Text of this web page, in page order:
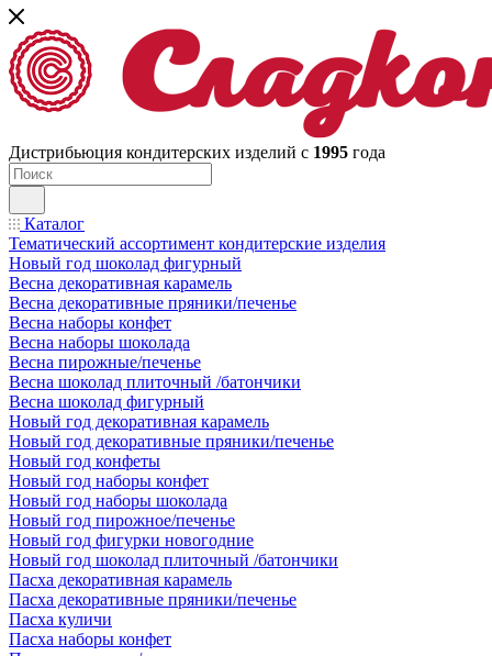
Дистрибьюция кондитерских изделий с 1995 года
Каталог
Тематический ассортимент кондитерские изделия
Новый год шоколад фигурный
Весна декоративная карамель
Весна декоративные пряники/печенье
Весна наборы конфет
Весна наборы шоколада
Весна пирожные/печенье
Весна шоколад плиточный /батончики
Весна шоколад фигурный
Новый год декоративная карамель
Новый год декоративные пряники/печенье
Новый год конфеты
Новый год наборы конфет
Новый год наборы шоколада
Новый год пирожное/печенье
Новый год фигурки новогодние
Новый год шоколад плиточный /батончики
Пасха декоративная карамель
Пасха декоративные пряники/печенье
Пасха куличи
Пасха наборы конфет